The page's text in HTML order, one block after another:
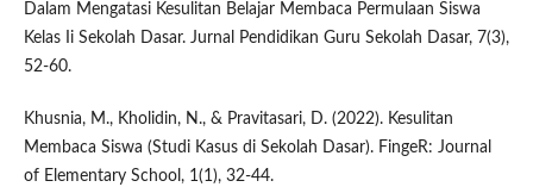
Dalam Mengatasi Kesulitan Belajar Membaca Permulaan Siswa
Kelas Ii Sekolah Dasar. Jurnal Pendidikan Guru Sekolah Dasar, 7(3),
52-60.
Khusnia, M., Kholidin, N., & Pravitasari, D. (2022). Kesulitan
Membaca Siswa (Studi Kasus di Sekolah Dasar). FingeR: Journal
of Elementary School, 1(1), 32-44.